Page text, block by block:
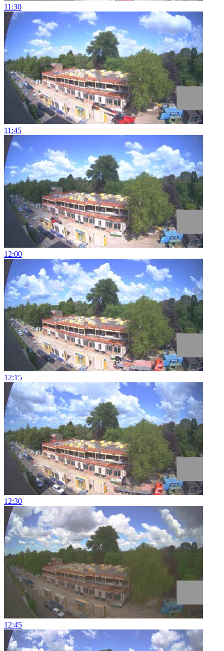
11:30
11:45
12:00
12:15
12:30
12:45